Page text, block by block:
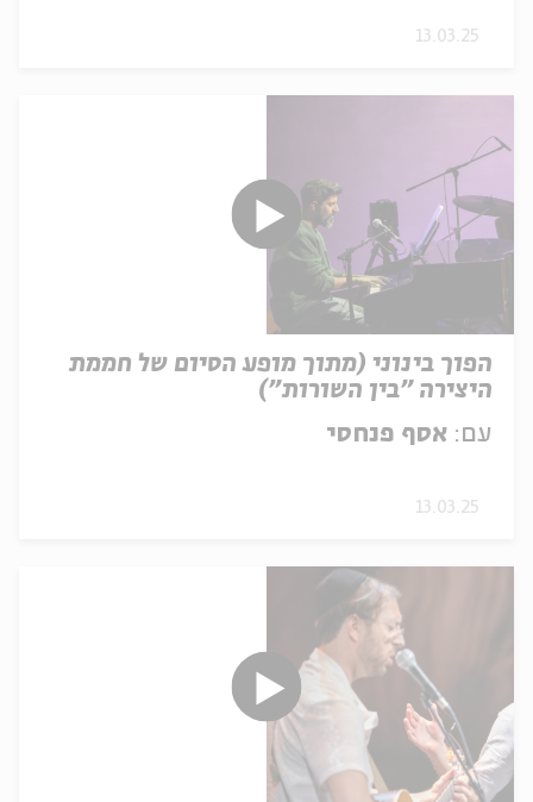
13.03.25
הפוך בינוני (מתוך מופע הסיום של חממת
היצירה "בין השורות")
עם: אסף פנחסי
13.03.25